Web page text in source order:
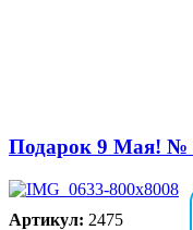
Подарок 9 Мая! №
Артикул: 2475